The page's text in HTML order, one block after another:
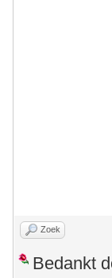
Zoek
Bedankt